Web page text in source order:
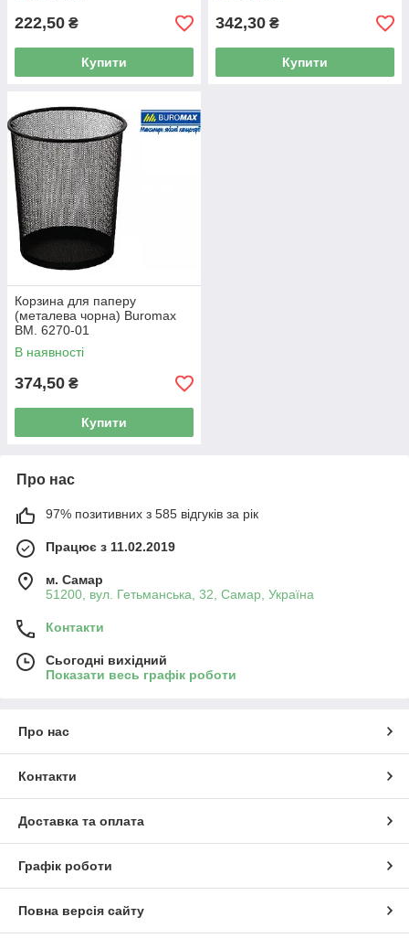
222,50 ₴
Купити
342,30 ₴
Купити
Корзина для паперу
(металева чорна) Buromax
BM. 6270-01
В наявності
374,50 ₴
Купити
Про нас
97% позитивних з 585 відгуків за рік
Працює з 11.02.2019
м. Самар
51200, вул. Гетьманська, 32, Самар, Україна
Контакти
Сьогодні вихідний
Показати весь графік роботи
Про нас
Контакти
Доставка та оплата
Графік роботи
Повна версія сайту